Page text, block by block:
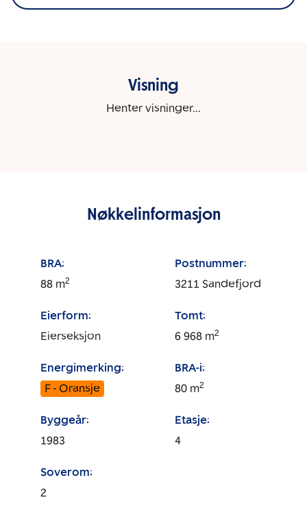
Visning
Henter visninger...
Nøkkelinformasjon
BRA:
88 m2
Postnummer:
3211 Sandefjord
Eierform:
Eierseksjon
Tomt:
6 968 m2
Energimerking:
F - Oransje
BRA-i:
80 m2
Byggeår:
1983
Etasje:
4
Soverom:
2